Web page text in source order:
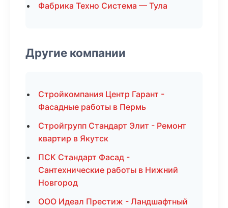
Фабрика Техно Система — Тула
Другие компании
Стройкомпания Центр Гарант -
Фасадные работы в Пермь
Стройгрупп Стандарт Элит - Ремонт
квартир в Якутск
ПСК Стандарт Фасад -
Сантехнические работы в Нижний
Новгород
ООО Идеал Престиж - Ландшафтный